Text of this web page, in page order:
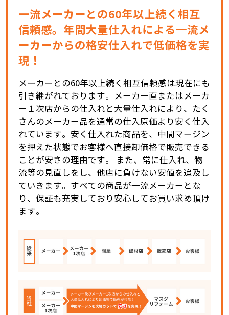
一流メーカーとの60年以上続く相互
信頼感。年間大量仕入れによる一流メ
ーカーからの格安仕入れで低価格を実
現！
メーカーとの60年以上続く相互信頼感は現在にも
引き継がれております。メーカー直またはメーカ
ー１次店からの仕入れと大量仕入れにより、たく
さんのメーカー品を通常の仕入原価より安く仕入
れています。安く仕入れた商品を、中間マージン
を押えた状態でお客様へ直接卸価格で販売できる
ことが安さの理由です。 また、常に仕入れ、物
流等の見直しをし、他店に負けない安値を追及し
ていきます。すべての商品が一流メーカーとな
り、保証も充実しており安心してお買い求め頂け
ます。